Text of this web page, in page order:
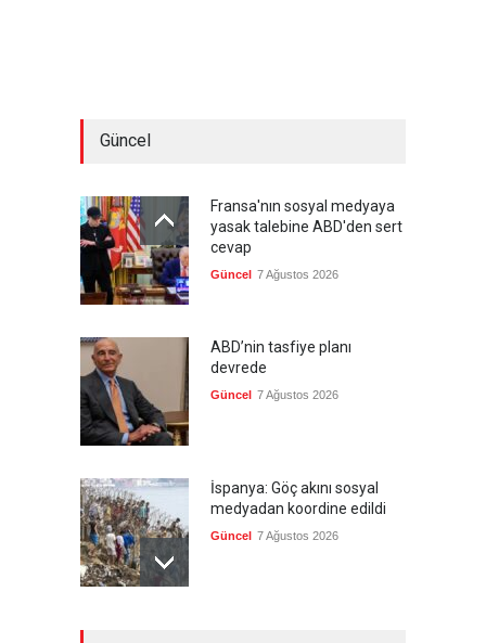
Güncel
Fransa'nın sosyal medyaya
yasak talebine ABD'den sert
cevap
Güncel 7 Ağustos 2026
ABD’nin tasfiye planı
devrede
Güncel 7 Ağustos 2026
İspanya: Göç akını sosyal
medyadan koordine edildi
Güncel 7 Ağustos 2026